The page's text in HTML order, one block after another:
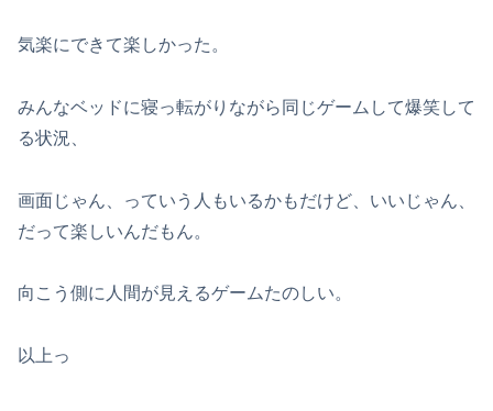
気楽にできて楽しかった。
みんなベッドに寝っ転がりながら同じゲームして爆笑して
る状況、
画面じゃん、っていう人もいるかもだけど、いいじゃん、
だって楽しいんだもん。
向こう側に人間が見えるゲームたのしい。
以上っ